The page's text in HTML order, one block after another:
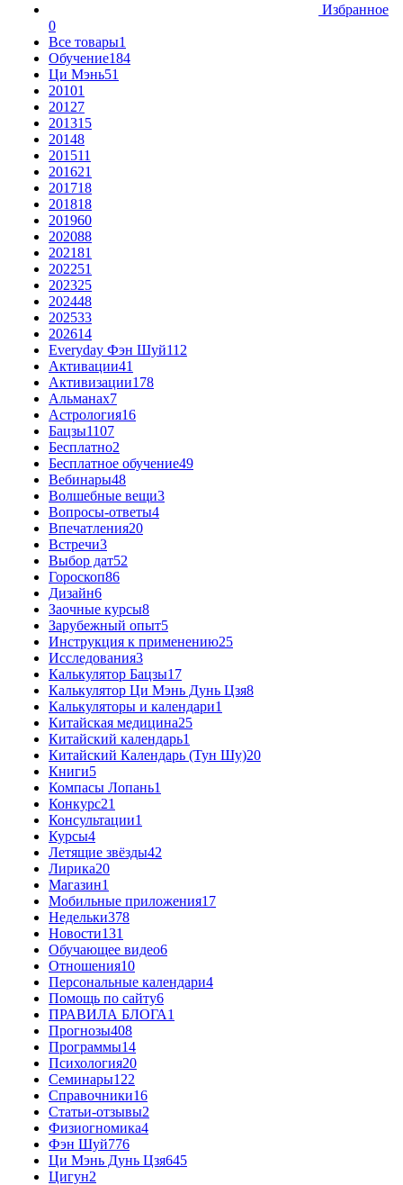
Избранное
0
Все товары1
Обучение184
Ци Мэнь51
20101
20127
201315
20148
201511
201621
201718
201818
201960
202088
202181
202251
202325
202448
202533
202614
Everyday Фэн Шуй112
Активации41
Активизации178
Альманах7
Астрология16
Бацзы1107
Бесплатно2
Бесплатное обучение49
Вебинары48
Волшебные вещи3
Вопросы-ответы4
Впечатления20
Встречи3
Выбор дат52
Гороскоп86
Дизайн6
Заочные курсы8
Зарубежный опыт5
Инструкция к применению25
Исследования3
Калькулятор Бацзы17
Калькулятор Ци Мэнь Дунь Цзя8
Калькуляторы и календари1
Китайская медицина25
Китайский календарь1
Китайский Календарь (Тун Шу)20
Книги5
Компасы Лопань1
Конкурс21
Консультации1
Курсы4
Летящие звёзды42
Лирика20
Магазин1
Мобильные приложения17
Недельки378
Новости131
Обучающее видео6
Отношения10
Персональные календари4
Помощь по сайту6
ПРАВИЛА БЛОГА1
Прогнозы408
Программы14
Психология20
Семинары122
Справочники16
Статьи-отзывы2
Физиогномика4
Фэн Шуй776
Ци Мэнь Дунь Цзя645
Цигун2